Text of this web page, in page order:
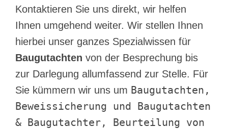
Kontaktieren Sie uns direkt, wir helfen
Ihnen umgehend weiter. Wir stellen Ihnen
hierbei unser ganzes Spezialwissen für
Baugutachten von der Besprechung bis
zur Darlegung allumfassend zur Stelle. Für
Sie kümmern wir uns um Baugutachten,
Beweissicherung und Baugutachten
& Baugutachter, Beurteilung von